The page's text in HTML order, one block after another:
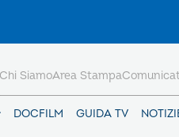
DOCFILM GUIDA TV
Chi SiamoArea Stampa